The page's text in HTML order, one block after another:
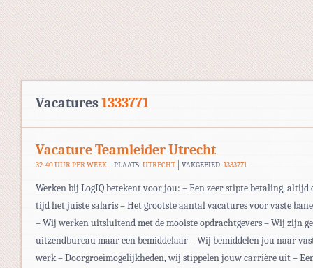
Vacatures1333771
Vacature Teamleider Utrecht
32-40 UUR PER WEEK PLAATS: UTRECHT VAKGEBIED:1333771
Werken bij LogIQ betekent voor jou: – Een zeer stipte betaling, altijd
tijd het juiste salaris – Het grootste aantal vacatures voor vaste
– Wij werken uitsluitend met de mooiste opdrachtgevers – Wij zijn
uitzendbureau maar een bemiddelaar – Wij bemiddelen jou naar
werk – Doorgroeimogelijkheden, wij stippelen jouw carrière uit –